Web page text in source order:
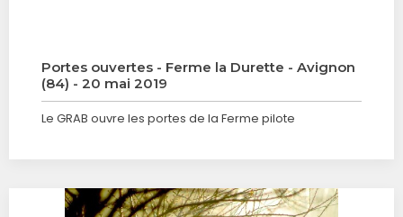
Portes ouvertes - Ferme la Durette - Avignon
(84) - 20 mai 2019
Le GRAB ouvre les portes de la Ferme pilote